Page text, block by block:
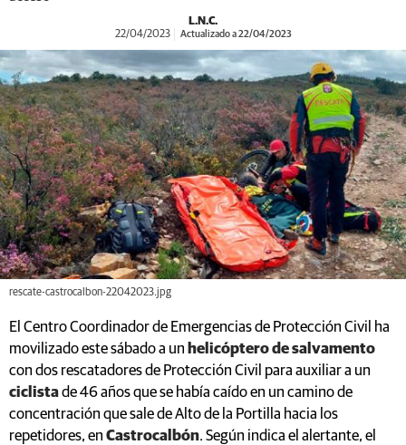
L.N.C.
22/04/2023 Actualizado a 22/04/2023
rescate-castrocalbon-22042023.jpg
El Centro Coordinador de Emergencias de Protección Civil ha
movilizado este sábado a un helicóptero de salvamento
con dos rescatadores de Protección Civil para auxiliar a un
ciclistade 46 años que se había caído en un camino de
concentración que sale de Alto de la Portilla hacia los
repetidores, en Castrocalbón. Según indica el alertante, el